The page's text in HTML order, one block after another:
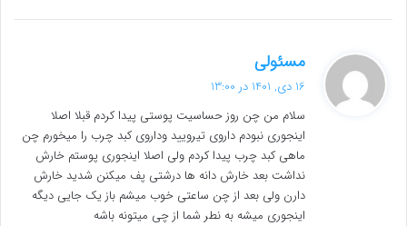
مسئولی
ف
:
16 دی, 1401 در 13:00
سلام من چن روز حساسیت پوستی پیدا کردم قبلا اصلا
اینجوری نبودم داروی تیرویید وداروی کبد چرب را میخورم چن
ماهی کبد چرب پیدا کردم ولی اصلا اینجوری پوستم خارش
نداشت بعد خارش دانه ها درشتی پف میکنن شدید خارش
دارن ولی بعد از چن ساعتی خوب میشم باز یک جایی دیگه
اینجوری میشه به نطر شما از چی میتونه باشه